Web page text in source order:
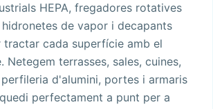
HEPA, fregadores rotatives
de vapor i decapants
tractar cada superfície amb el
Netegem terrasses, sales, cuines,
d'alumini, portes i armaris
perfectament a punt per a